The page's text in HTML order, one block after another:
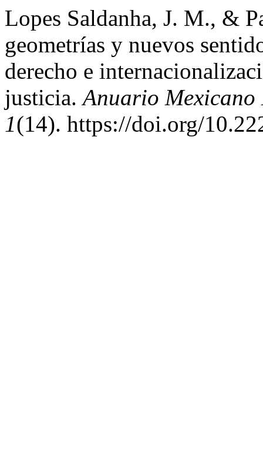
Lopes Saldanha, J. M., &
geometrías y nuevos
derecho e
justicia.Anuario
1(14). https://doi.org/